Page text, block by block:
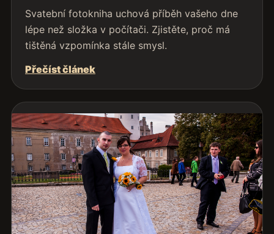
Svatební fotokniha uchová příběh vašeho dne
lépe než složka v počítači. Zjistěte, proč má
tištěná vzpomínka stále smysl.
Přečíst článek